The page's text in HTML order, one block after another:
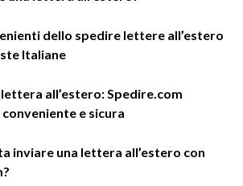
dello spedire lettere all’estero
Italiane
all’estero: Spedire.com
e sicura
inviare una lettera all’estero con